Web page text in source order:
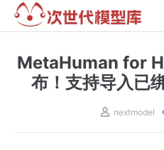
MetaHuman for
布！支持导入已
nextmodel